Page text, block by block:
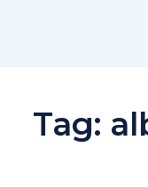
Tag: